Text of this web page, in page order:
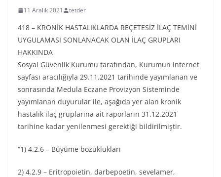
11 Aralık 2021 tetder
418 – KRONİK HASTALIKLARDA REÇETESİZ İLAÇ TEMİNİ
UYGULAMASI SONLANACAK OLAN İLAÇ GRUPLARI
HAKKINDA
Sosyal Güvenlik Kurumu tarafından, Kurumun internet
sayfası aracılığıyla 29.11.2021 tarihinde yayımlanan ve
sonrasında Medula Eczane Provizyon Sisteminde
yayımlanan duyurular ile, aşağıda yer alan kronik
hastalık ilaç gruplarına ait raporların 31.12.2021
tarihine kadar yenilenmesi gerektiği bildirilmiştir.
“1) 4.2.6 – Büyüme bozuklukları
2) 4.2.9 – Eritropoietin, darbepoetin, sevelamer,